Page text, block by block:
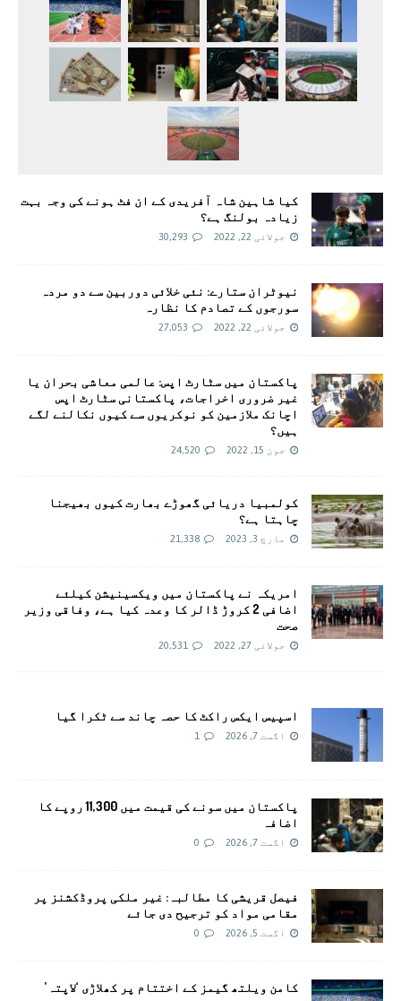
کیا شاہین شاہ آفریدی کے ان فٹ ہونے کی وجہ بہت
زیادہ بولنگ ہے؟
جولائی 22, 2022 30,293
نیوٹران ستارے: نئی خلائی دوربین سے دو مردہ
سورجوں کے تصادم کا نظارہ
جولائی 22, 2022 27,053
پاکستان میں سٹارٹ اپس: عالمی معاشی بحران یا
غیر ضروری اخراجات، پاکستانی سٹارٹ اپس
اچانک ملازمین کو نوکریوں سے کیوں نکالنے لگے
ہیں؟
جون 15, 2022 24,520
کولمبیا دریائی گھوڑے بھارت کیوں بھیجنا
چاہتا ہے؟
مارچ 3, 2023 21,338
امريکہ نے پاکستان میں ویکسینیشن کیلئے
اضافی 2 کروڑ ڈالر کا وعدہ کیا ہے، وفاقی وزیر
صحت
جولائی 27, 2022 20,531
اسپیس ایکس راکٹ کا حصہ چاند سے ٹکرا گیا
اگست 7, 2026 1
پاکستان میں سونے کی قیمت میں 11,300 روپے کا
اضافہ
اگست 7, 2026 0
فیصل قریشی کا مطالبہ: غیر ملکی پروڈکشنز پر
مقامی مواد کو ترجیح دی جائے
اگست 5, 2026 0
کامن ویلتھ گیمز کے اختتام پر کھلاڑی ‘لاپتہ’